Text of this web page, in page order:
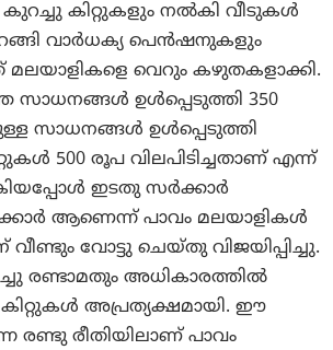
കുറച്ചു കിറ്റുകളും നൽകി വീടുകൾ
വാർധക്യ പെൻഷനുകളും
വെറും കഴുതകളാക്കി.
സാധനങ്ങൾ ഉൾപ്പെടുത്തി 350
സാധനങ്ങൾ ഉൾപ്പെടുത്തി
500 രൂപ വിലപിടിച്ചതാണ് എന്ന്
ഇടതു സർക്കാർ
ആണെന്ന് പാവം മലയാളികൾ
വീണ്ടും വോട്ടു ചെയ്തു വിജയിപ്പിച്ചു.
രണ്ടാമതും അധികാരത്തിൽ
അപ്രത്യക്ഷമായി. ഈ
രണ്ടു രീതിയിലാണ് പാവം